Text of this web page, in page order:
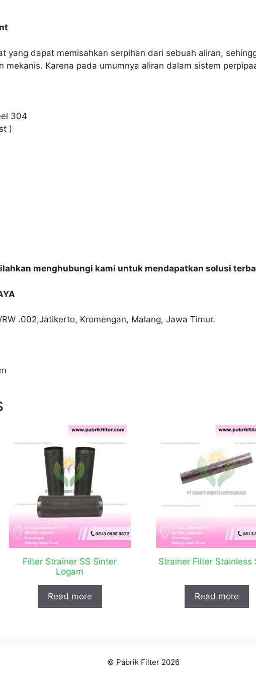
yang dapat memisahkan serpihan dari sebuah aliran,
mekanis. Karena pada umumnya aliran dalam sistem
304
)
menghubungi kami untuk mendapatkan solusi
.002,Jatikerto, Kromengan, Malang, Jawa Timur.
Filter Strainer SS Sinter
Logam
Read more
Strainer Filter Stainless
Read more
© Pabrik Filter 2026